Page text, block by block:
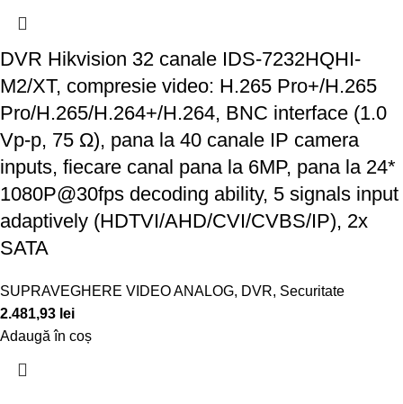
DVR Hikvision 32 canale IDS-7232HQHI-
M2/XT, compresie video: H.265 Pro+/H.265
Pro/H.265/H.264+/H.264, BNC interface (1.0
Vp-p, 75 Ω), pana la 40 canale IP camera
inputs, fiecare canal pana la 6MP, pana la 24*
1080P@30fps decoding ability, 5 signals input
adaptively (HDTVI/AHD/CVI/CVBS/IP), 2x
SATA
SUPRAVEGHERE VIDEO ANALOG, DVR, Securitate
2.481,93 lei
Adaugă în coș